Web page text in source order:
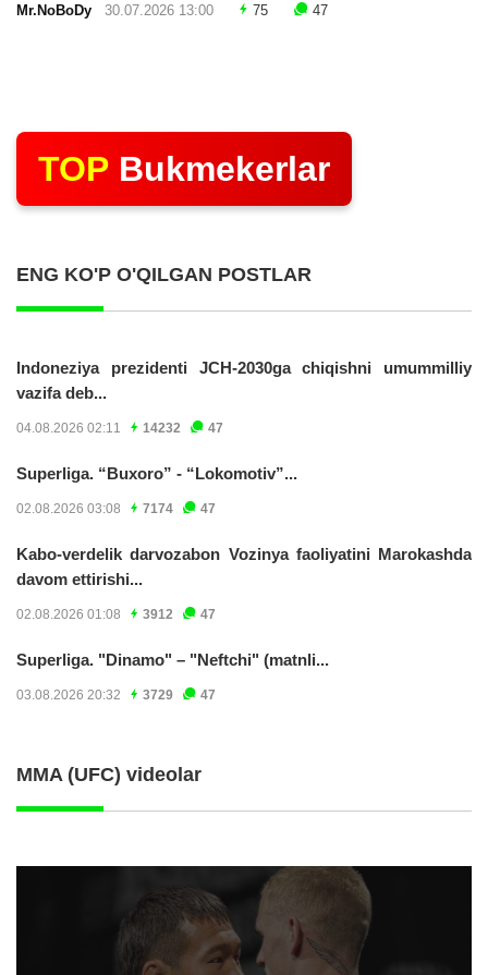
Mr.NoBoDy 30.07.2026 13:00 75 47
TOP Bukmekerlar
ENG KO'P O'QILGAN POSTLAR
Indoneziya prezidenti JCH-2030ga chiqishni umummilliy
vazifa deb...
04.08.2026 02:11 14232 47
Superliga. “Buxoro” - “Lokomotiv”...
02.08.2026 03:08 7174 47
Kabo-verdelik darvozabon Vozinya faoliyatini Marokashda
davom ettirishi...
02.08.2026 01:08 3912 47
Superliga. "Dinamo" – "Neftchi" (matnli...
03.08.2026 20:32 3729 47
MMA (UFC) videolar